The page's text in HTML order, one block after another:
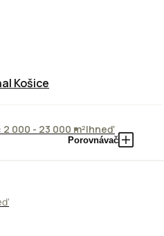
Košice
000 - 23 000 m²Ihneď
Porovnávač